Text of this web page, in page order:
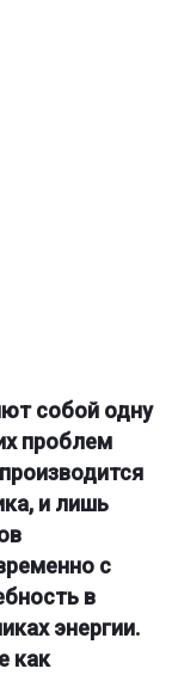
собой одну
проблем
и лишь
с
в
энергии.
как